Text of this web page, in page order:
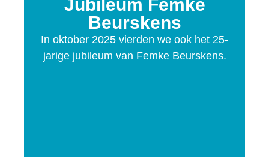
Jubileum Femke
Beurskens
In oktober 2025 vierden we ook het 25-
jarige jubileum van Femke Beurskens.